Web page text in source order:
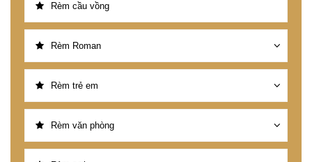
Rèm cầu vồng
Rèm Roman
Rèm trẻ em
Rèm văn phòng